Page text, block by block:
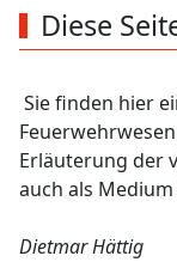
Diese
Sie finden hier
Erläuterung der
auch als
Dietmar Hättig